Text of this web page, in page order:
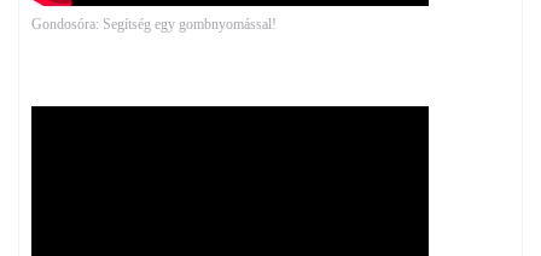
Gondosóra: Segítség egy gombnyomással!